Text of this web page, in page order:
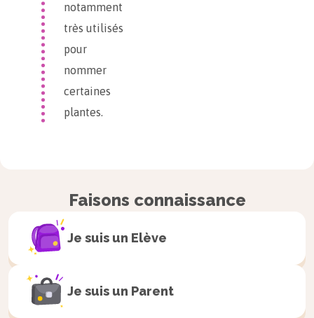
notamment
très utilisés
pour
nommer
certaines
plantes.
et une consonne
Lorsqu’elle est placée
consonne
Faisons connaissance
Je suis un Elève
Je suis un Parent